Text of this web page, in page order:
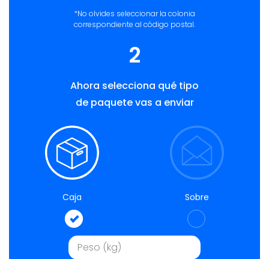
*No olvides seleccionar la colonia
correspondiente al código postal.
2
Ahora selecciona qué tipo
de paquete vas a enviar
Caja Sobre